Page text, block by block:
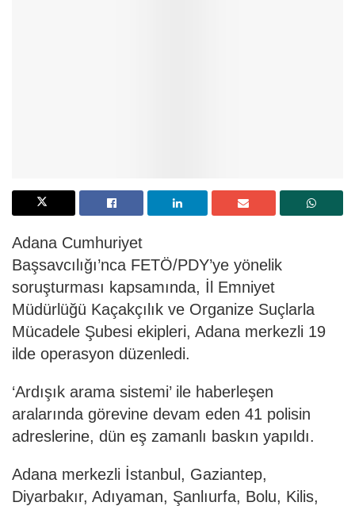
Adana Cumhuriyet
Başsavcılığı’nca FETÖ/PDY’ye yönelik
soruşturması kapsamında, İl Emniyet
Müdürlüğü Kaçakçılık ve Organize Suçlarla
Mücadele Şubesi ekipleri, Adana merkezli 19
ilde operasyon düzenledi.
‘Ardışık arama sistemi’ ile haberleşen
aralarında görevine devam eden 41 polisin
adreslerine, dün eş zamanlı baskın yapıldı.
Adana merkezli İstanbul, Gaziantep,
Diyarbakır, Adıyaman, Şanlıurfa, Bolu, Kilis,